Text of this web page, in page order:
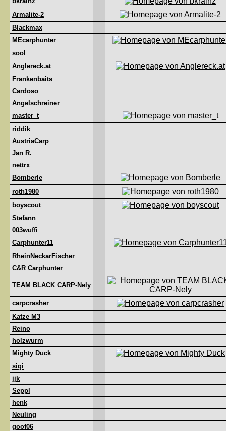
Armalite-2
Blackmax
MEcarphunter
sool
Anglereck.at
Frankenbaits
Cardoso
Angelschreiner
master_t
riddik
AustriaCarp
Jan R.
nettrx
Bomberle
roth1980
boyscout
Stefann
003wuffi
Carphunter11
RheinNeckarFischer
C&R Carphunter
TEAM BLACK CARP-Nely
carpcrasher
Katze M3
Reino
holzwurm
Mighty Duck
sigi
jjk
Seppl
henk
Neuling
goof06